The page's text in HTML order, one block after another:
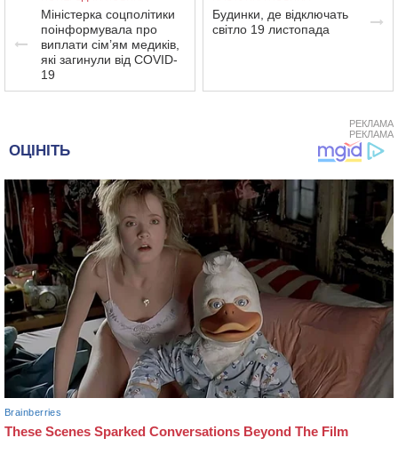
Міністерка соцполітики
поінформувала про
виплати сім’ям медиків,
які загинули від COVID-
19
Будинки, де відключать
світло 19 листопада
РЕКЛАМА
РЕКЛАМА